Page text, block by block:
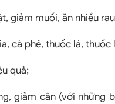
giảm muối, ăn nhiều
cà phê, thuốc lá, thuốc
quả;
giảm cân (với những